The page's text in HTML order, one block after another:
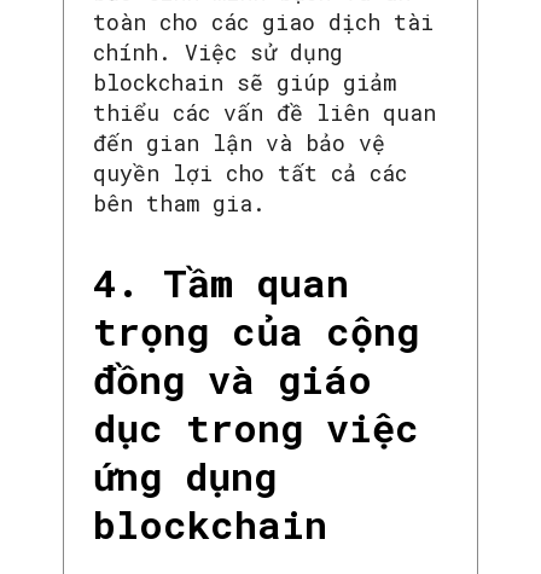
toàn cho các giao dịch tài
chính. Việc sử dụng
blockchain sẽ giúp giảm
thiểu các vấn đề liên quan
đến gian lận và bảo vệ
quyền lợi cho tất cả các
bên tham gia.
4. Tầm quan
trọng của cộng
đồng và giáo
dục trong việc
ứng dụng
blockchain